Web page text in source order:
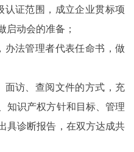
认证范围，成立企业贯标项
启动会的准备；
办法管理者代表任命书，做
面访、查阅文件的方式，充
知识产权方针和目标、管理
具诊断报告，在双方达成共